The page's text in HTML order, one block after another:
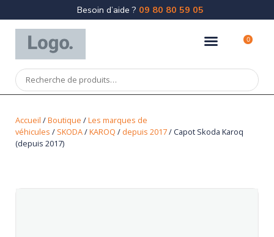
Besoin d’aide ? 09 80 80 59 05
0
Accueil /Boutique /Les marques de
véhicules / SKODA/KAROQ / depuis 2017/ Capot Skoda Karoq
(depuis 2017)